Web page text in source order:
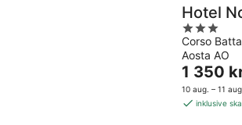
Hotel
3
out
of
5
Corso
Aosta AO
Priset
är
1 350 kr
1 350
10 aug. – 11
inklusive